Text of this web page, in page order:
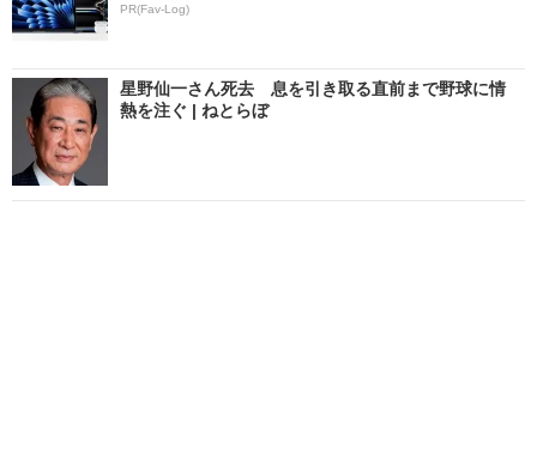
PR(Fav-Log)
星野仙一さん死去 息を引き取る直前まで野球に情
熱を注ぐ | ねとらぼ